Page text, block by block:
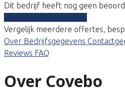
Dit bedrijf heeft nog geen
Vergelijk meerdere offertes,
Over Bedrijfsgegevens
Reviews FAQ
Over Covebo